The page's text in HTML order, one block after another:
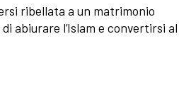
ribellata a un matrimonio
abiurare l’Islam e convertirsi al